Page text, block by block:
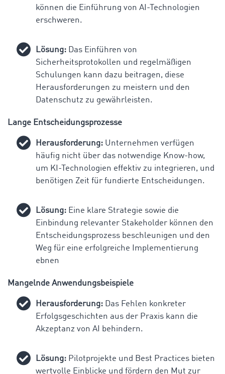
können die Einführung von AI-Technologien
erschweren.
Lösung: Das Einführen von
Sicherheitsprotokollen und regelmäßigen
Schulungen kann dazu beitragen, diese
Herausforderungen zu meistern und den
Datenschutz zu gewährleisten.
Lange Entscheidungsprozesse
Herausforderung: Unternehmen verfügen
häufig nicht über das notwendige Know-how,
um KI-Technologien effektiv zu integrieren, und
benötigen Zeit für fundierte Entscheidungen.
Lösung: Eine klare Strategie sowie die
Einbindung relevanter Stakeholder können den
Entscheidungsprozess beschleunigen und den
Weg für eine erfolgreiche Implementierung
ebnen
Mangelnde Anwendungsbeispiele
Herausforderung: Das Fehlen konkreter
Erfolgsgeschichten aus der Praxis kann die
Akzeptanz von AI behindern.
Lösung: Pilotprojekte und Best Practices bieten
wertvolle Einblicke und fördern den Mut zur